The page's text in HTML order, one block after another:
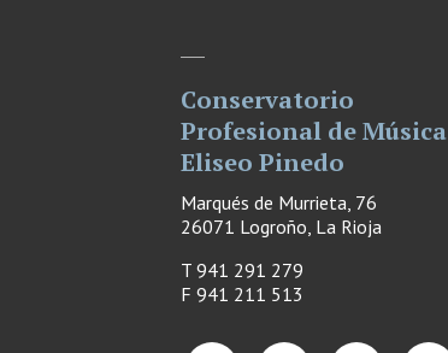
Conservatorio
Profesional de Música
Eliseo Pinedo
Marqués de Murrieta, 76
26071 Logroño, La Rioja
T 941 291 279
F941 211 513